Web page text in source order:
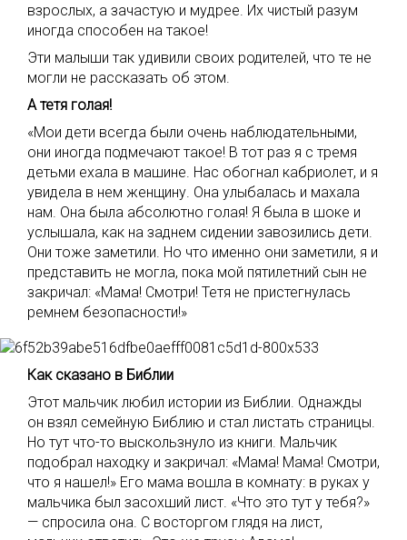
взрослых, а зачастую и мудрее. Их чистый разум
иногда способен на такое!
Эти малыши так удивили своих родителей, что те не
могли не рассказать об этом.
А тетя голая!
«Мои дети всегда были очень наблюдательными,
они иногда подмечают такое! В тот раз я с тремя
детьми ехала в машине. Нас обогнал кабриолет, и я
увидела в нем женщину. Она улыбалась и махала
нам. Она была абсолютно голая! Я была в шоке и
услышала, как на заднем сидении завозились дети.
Они тоже заметили. Но что именно они заметили, я и
представить не могла, пока мой пятилетний сын не
закричал: «Мама! Смотри! Тетя не пристегнулась
ремнем безопасности!»
Как сказано в Библии
Этот мальчик любил истории из Библии. Однажды
он взял семейную Библию и стал листать страницы.
Но тут что-то выскользнуло из книги. Мальчик
подобрал находку и закричал: «Мама! Мама! Смотри,
что я нашел!» Его мама вошла в комнату: в руках у
мальчика был засохший лист. «Что это тут у тебя?»
— спросила она. С восторгом глядя на лист,